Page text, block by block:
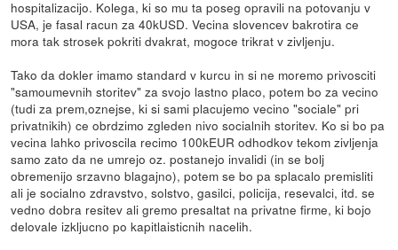
hospitalizacijo. Kolega, ki so mu ta poseg opravili na potovanju v
USA, je fasal racun za 40kUSD. Vecina slovencev bakrotira ce
mora tak strosek pokriti dvakrat, mogoce trikrat v zivljenju.
Tako da dokler imamo standard v kurcu in si ne moremo privosciti
"samoumevnih storitev" za svojo lastno placo, potem bo za vecino
(tudi za prem,oznejse, ki si sami placujemo vecino "sociale" pri
privatnikih) ce obrdzimo zgleden nivo socialnih storitev. Ko si bo pa
vecina lahko privoscila recimo 100kEUR odhodkov tekom zivljenja
samo zato da ne umrejo oz. postanejo invalidi (in se bolj
obremenijo srzavno blagajno), potem se bo pa splacalo premisliti
ali je socialno zdravstvo, solstvo, gasilci, policija, resevalci, itd. se
vedno dobra resitev ali gremo presaltat na privatne firme, ki bojo
delovale izkljucno po kapitlaisticnih nacelih.